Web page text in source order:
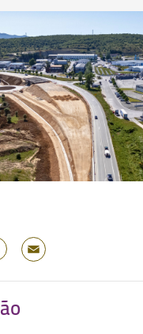
LinkedIn